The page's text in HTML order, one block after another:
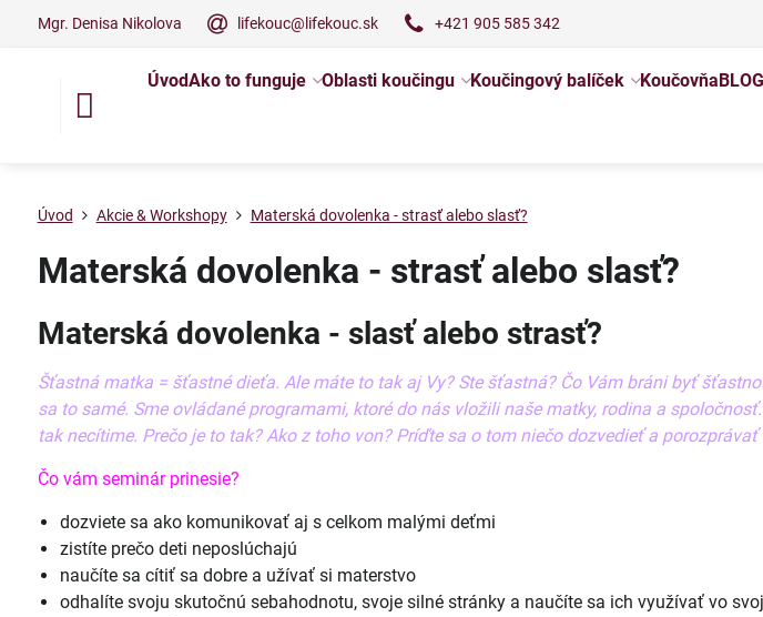
Mgr. Denisa Nikolova lifekouc@lifekouc.sk +421 905 585 342
ÚvodAko to funguje Oblasti koučingu Koučingový balíček KoučovňaBLOG
Úvod Akcie & Workshopy Materská dovolenka - strasť alebo slasť?
Materská dovolenka - strasť alebo slasť?
Materská dovolenka - slasť alebo strasť?
Šťastná matka = šťastné dieťa. Ale máte to tak aj Vy? Ste šťastná? Čo Vám bráni byť
sa to samé. Sme ovládané programami, ktoré do nás vložili naše matky, rodina a
tak necítime. Prečo je to tak? Ako z toho von? Príďte sa o tom niečo dozvedieť a
Čo vám seminár prinesie?
dozviete sa ako komunikovať aj s celkom malými deťmi
zistíte prečo deti neposlúchajú
naučíte sa cítiť sa dobre a užívať si materstvo
odhalíte svoju skutočnú sebahodnotu, svoje silné stránky a naučíte sa ich využívať vo